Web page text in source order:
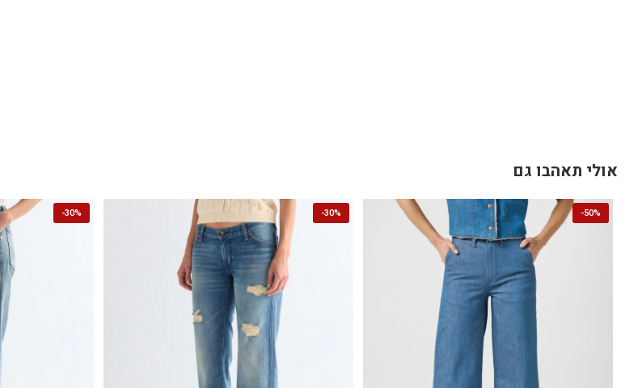
אולי תאהבו גם
50%
-
30%
-
30%
-